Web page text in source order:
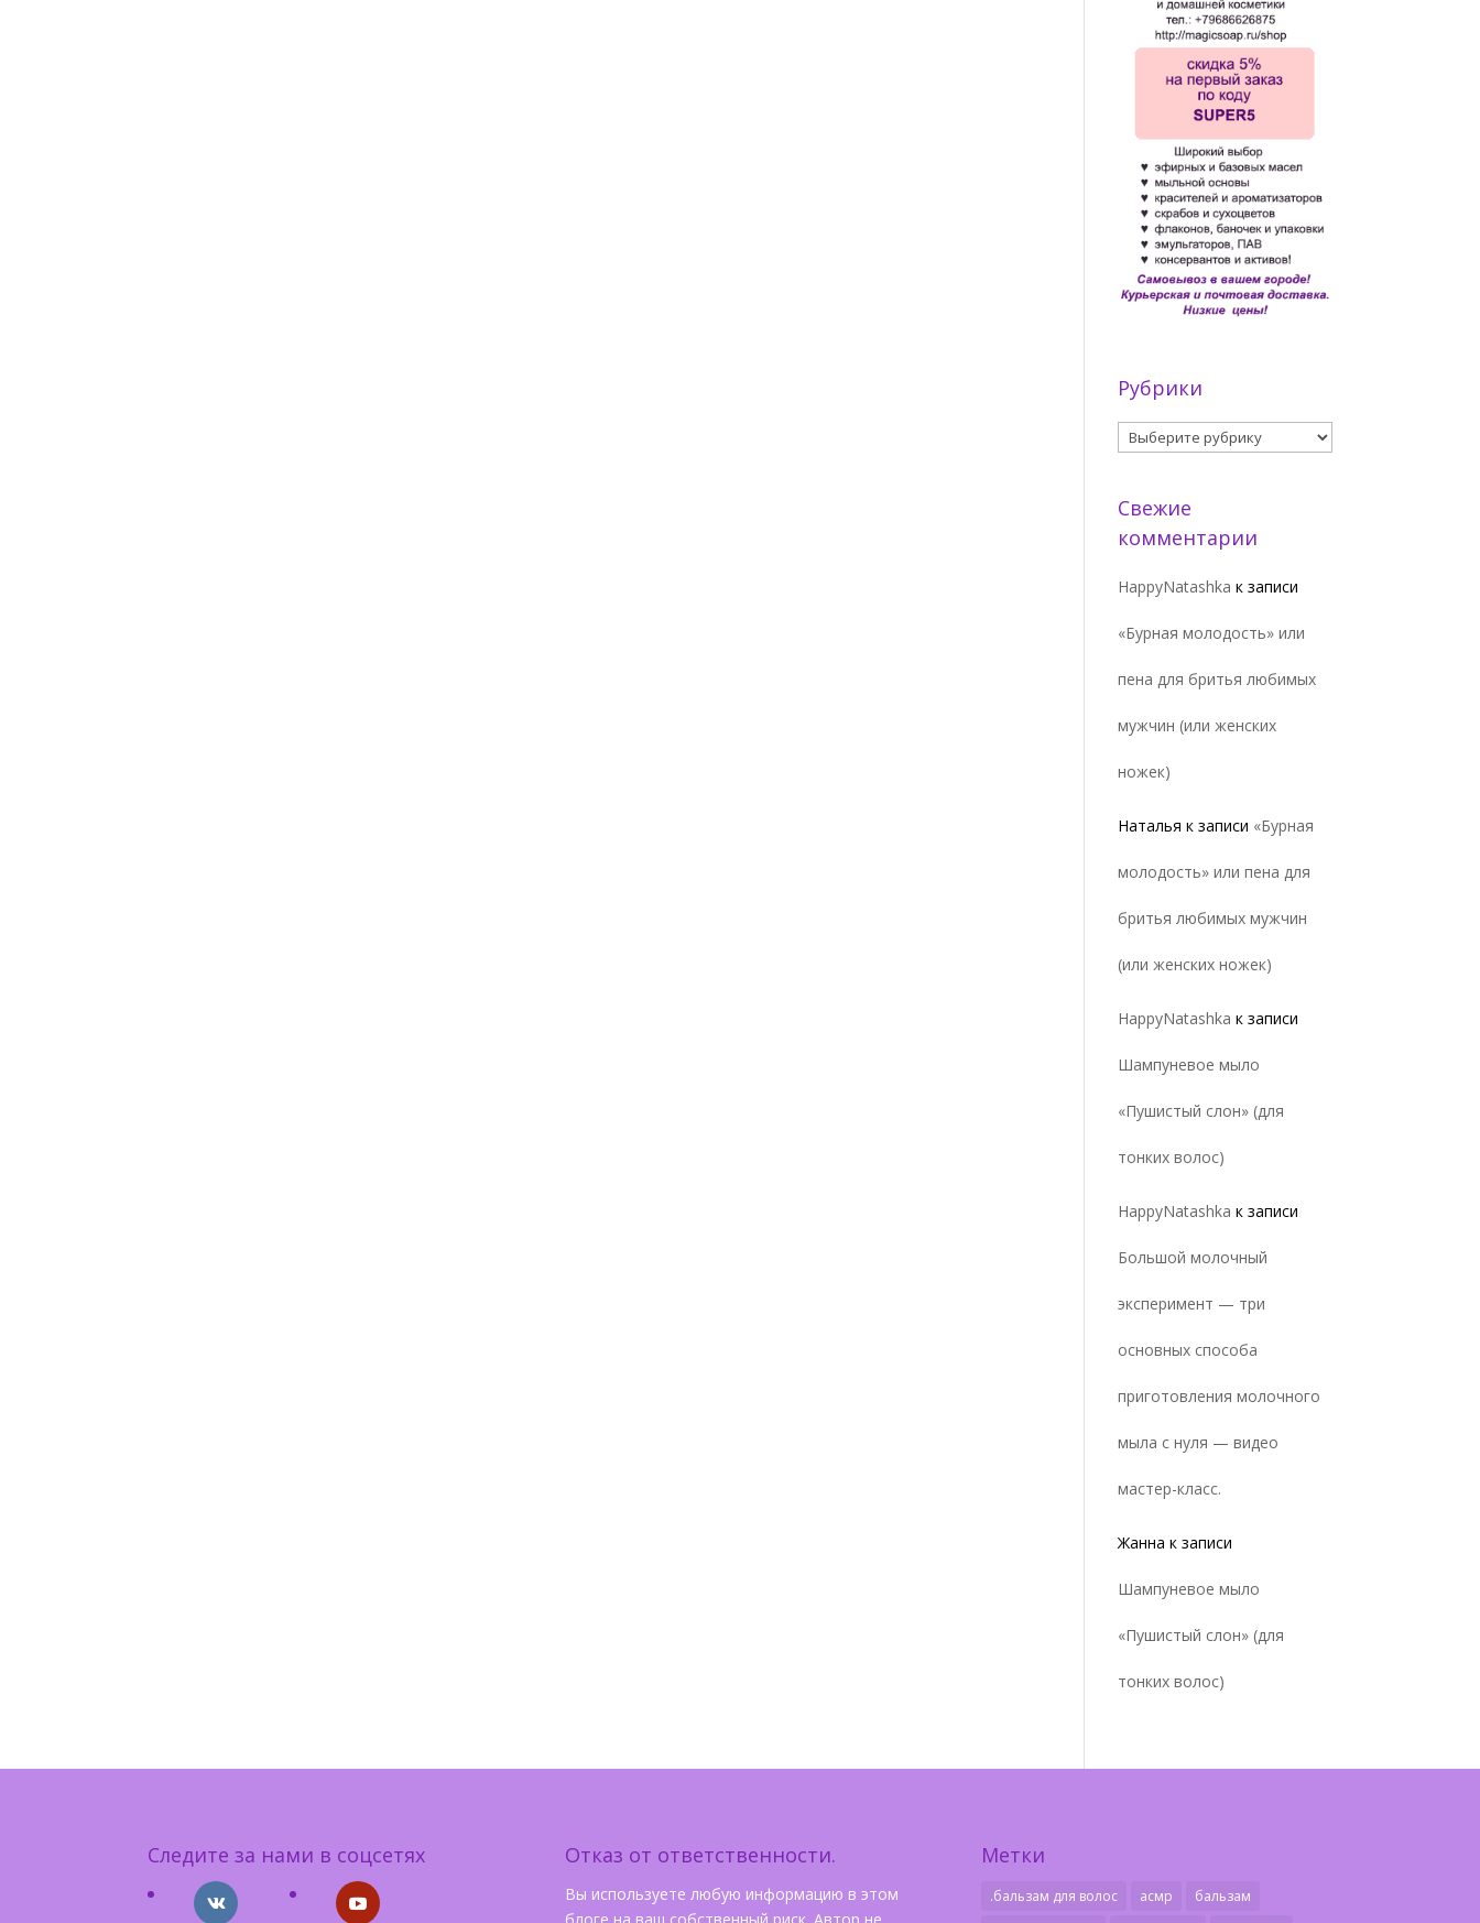
Рубрики
Рубрики
Свежие
комментарии
HappyNatashka к записи
«Бурная молодость» или
пена для бритья любимых
мужчин (или женских
ножек)
Наталья к записи «Бурная
молодость» или пена для
бритья любимых мужчин
(или женских ножек)
HappyNatashka к записи
Шампуневое мыло
«Пушистый слон» (для
тонких волос)
HappyNatashka к записи
Большой молочный
эксперимент — три
основных способа
приготовления молочного
мыла с нуля — видео
мастер-класс.
Жанна к записи
Шампуневое мыло
«Пушистый слон» (для
тонких волос)
Следите за нами в соцсетях Отказ от ответственности.
Вы используете любую информацию в этом
блоге на ваш собственный риск. Автор не
Метки
.бальзам для волос асмр
бальзам